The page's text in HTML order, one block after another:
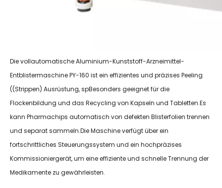
Die vollautomatische Aluminium-Kunststoff-Arzneimittel-
Entblistermaschine PY-160 ist ein effizientes und präzises Peeling
((Strippen) Ausrüstung, spBesonders geeignet für die
Flockenbildung und das Recycling von Kapseln und Tabletten.Es
kann Pharmachips automatisch von defekten Blisterfolien trennen
und separat sammeln.Die Maschine verfügt über ein
fortschrittliches Steuerungssystem und ein hochpräzises
Kommissioniergerät, um eine effiziente und schnelle Trennung der
Medikamente zu gewährleisten.